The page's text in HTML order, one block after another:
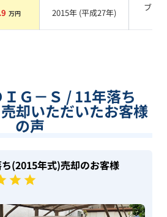
万円 2015年 (平成27年)
ブラ
ＩＧ－Ｓ / 11年落ち
却いただいたお客様
の声
(2015年式)売却のお客様